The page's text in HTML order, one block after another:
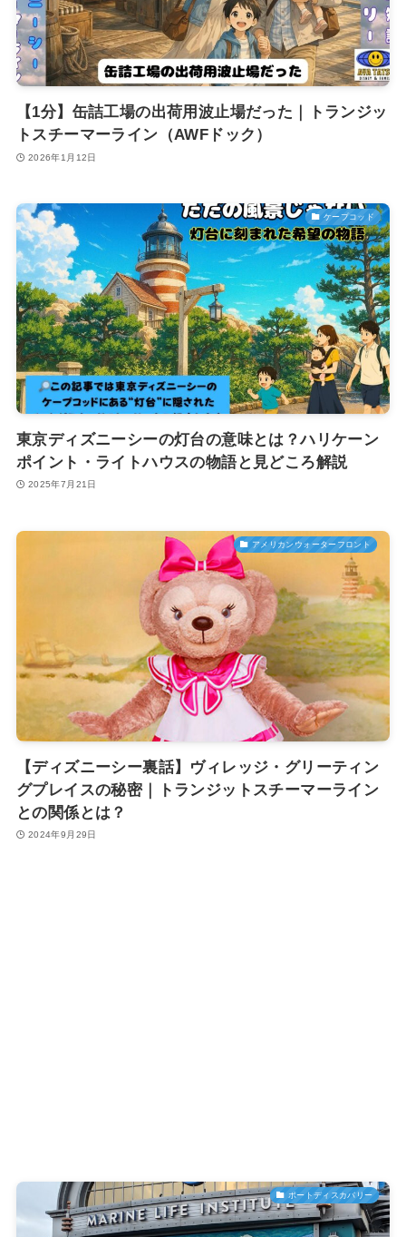
【1分】缶詰工場の出荷用波止場だった｜トランジッ
トスチーマーライン（AWFドック）
2026年1月12日
ケープコッド
東京ディズニーシーの灯台の意味とは？ハリケーン
ポイント・ライトハウスの物語と見どころ解説
2025年7月21日
アメリカンウォーターフロント
【ディズニーシー裏話】ヴィレッジ・グリーティン
グプレイスの秘密｜トランジットスチーマーライン
との関係とは？
2024年9月29日
ポートディスカバリー